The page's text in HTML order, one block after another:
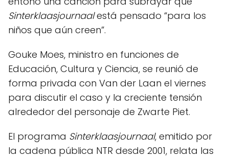
Sinterklaasjournaalestá pensado “para los
niños que aún creen”.
Gouke Moes, ministro en funciones de
Educación, Cultura y Ciencia, se reunió de
forma privada con Van der Laan el viernes
para discutir el caso y la creciente tensión
alrededor del personaje de Zwarte Piet.
El programa Sinterklaasjournaal, emitido por
la cadena pública NTR desde 2001, relata las